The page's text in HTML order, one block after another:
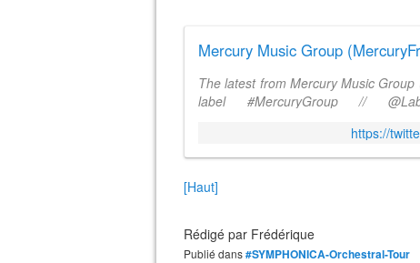
Mercury Music Group
The latest from Mercury Music
label #MercuryGroup //
https://
[Haut]
Rédigé par Frédérique
Publié dans#SYMPHONICA-Orchestral-Tour